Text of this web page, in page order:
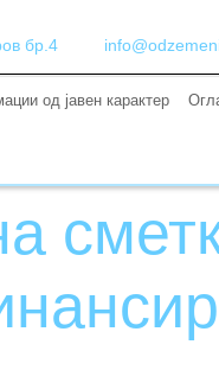
бр.4
од јавен карактер